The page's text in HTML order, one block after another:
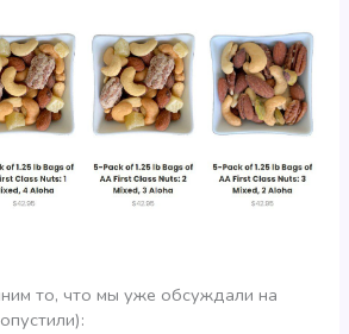
то, что мы уже обсуждали на